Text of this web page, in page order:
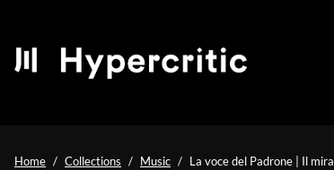
Home Collections Music La voce del Padrone | Il